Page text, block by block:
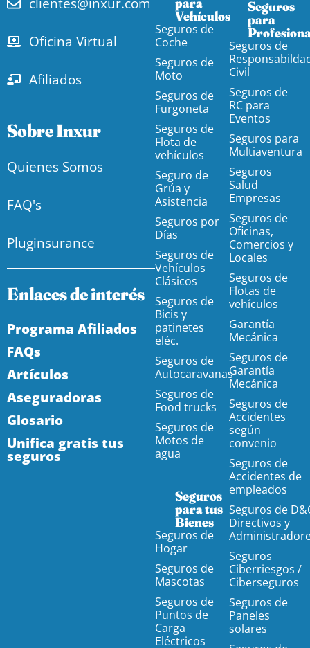
Oficina Virtual
Afiliados
Sobre Inxur
Quienes Somos
FAQ's
Pluginsurance
Enlaces de interés
Programa Afiliados
FAQs
Artículos
Aseguradoras
Glosario
Unifica gratis tus
seguros
Vehículos​
Seguros de
Coche
Seguros de
Moto
Seguros de
Furgoneta
Seguros de
Flota de
vehículos
Seguro de
Grúa y
Asistencia
Seguros por
Días
Seguros de
Vehículos
Clásicos
Seguros de
Bicis y
patinetes
eléc.
Seguros de
Autocaravanas
Seguros de
Food trucks
Seguros de
Motos de
agua
Seguros
para tus
Bienes
Seguros de
Hogar
Seguros de
Mascotas
Seguros de
Puntos de
Carga
Eléctricos
Seguros
para
Seguros de
Civil
Seguros de
RC para
Eventos
Seguros para
Multiaventura
Seguros
Salud
Empresas
Seguros de
Oficinas,
Comercios y
Locales
Seguros de
Flotas de
vehículos
Garantía
Mecánica
Seguros de
Garantía
Mecánica
Seguros de
Accidentes
según
convenio
Seguros de
Accidentes de
empleados
Seguros de
Directivos y
Seguros
Ciberriesgos /
Ciberseguros
Seguros de
Paneles
solares